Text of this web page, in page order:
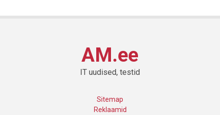
AM.ee
IT uudised, testid
Sitemap
Reklaamid